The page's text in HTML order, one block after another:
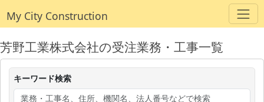
My City Construction
芳野工業株式会社の受注業務・工事一覧
キーワード検索